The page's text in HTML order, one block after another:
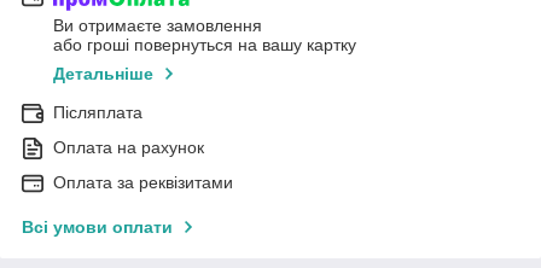
Ви отримаєте замовлення
або гроші повернуться на вашу картку
Детальніше
Післяплата
Оплата на рахунок
Оплата за реквізитами
Всі умови оплати